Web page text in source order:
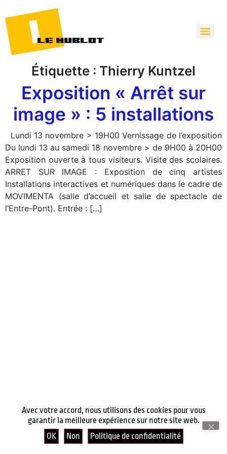
Étiquette : Thierry Kuntzel
Exposition « Arrêt sur
image » : 5 installations
Lundi 13 novembre > 19H00 Vernissage de l’exposition
Du lundi 13 au samedi 18 novembre > de 9H00 à 20H00
Exposition ouverte à tous visiteurs. Visite des scolaires.
ARRET SUR IMAGE : Exposition de cinq artistes
Installations interactives et numériques dans le cadre de
MOVIMENTA (salle d’accueil et salle de spectacle de
l’Entre-Pont). Entrée : […]
Avec votre accord, nous utilisons des cookies pour vous
garantir la meilleure expérience sur notre site web.
OK
Non Politique de confidentialité